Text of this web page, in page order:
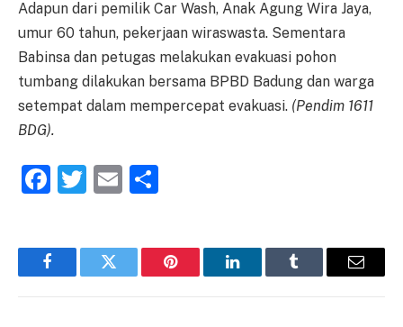
Adapun dari pemilik Car Wash, Anak Agung Wira Jaya,
umur 60 tahun, pekerjaan wiraswasta. Sementara
Babinsa dan petugas melakukan evakuasi pohon
tumbang dilakukan bersama BPBD Badung dan warga
setempat dalam mempercepat evakuasi. (Pendim 1611
BDG).
Facebook
Twitter
Email
FacebookTwitter Pinterest LinkedInTumblr Email